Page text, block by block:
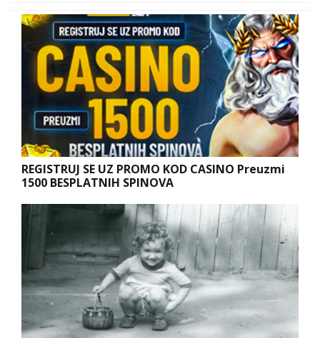
REGISTRUJ SE UZ PROMO KOD CASINO Preuzmi
1500 BESPLATNIH SPINOVA